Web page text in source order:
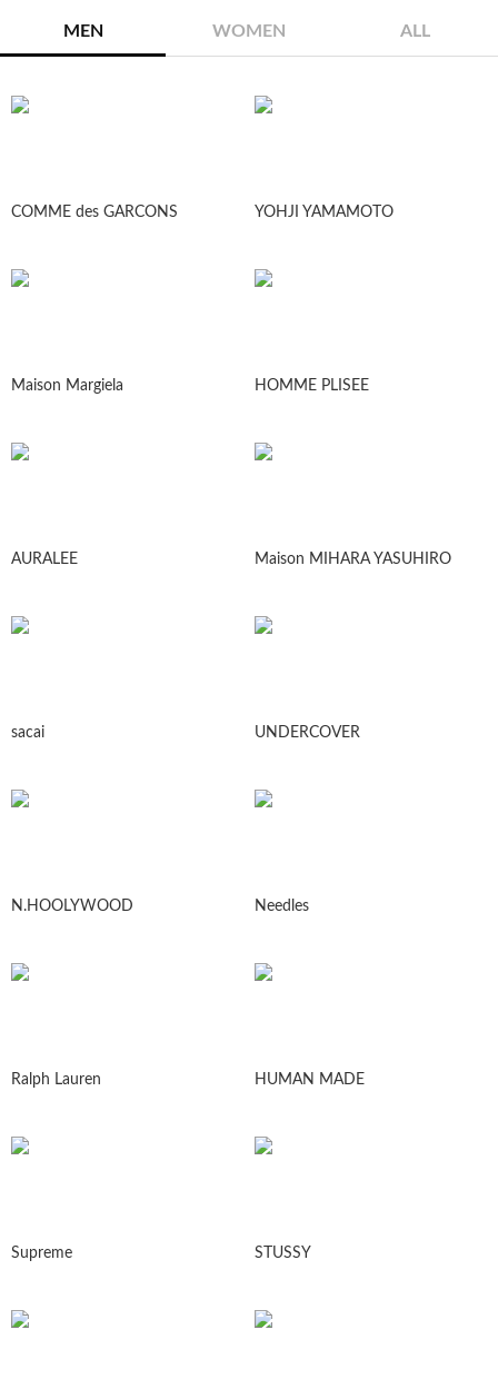
MEN WOMEN ALL
COMME des GARCONS YOHJI YAMAMOTO
Maison Margiela HOMME PLISEE
AURALEE Maison MIHARA YASUHIRO
sacai UNDERCOVER
N.HOOLYWOOD Needles
Ralph Lauren HUMAN MADE
Supreme STUSSY